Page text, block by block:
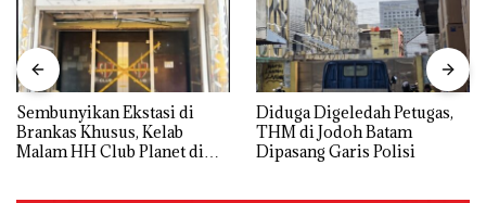
Sembunyikan Ekstasi di
Brankas Khusus, Kelab
Malam HH Club Planet di
Diduga Digeledah Petugas,
THM di Jodoh Batam
Dipasang Garis Polisi